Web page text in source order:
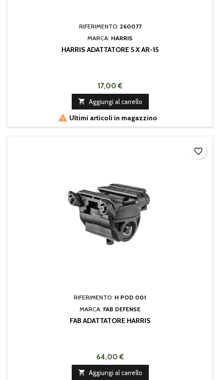
RIFERIMENTO: 260077
MARCA: HARRIS
HARRIS ADATTATORE 5 X AR-15
17,00 €
 Aggiungi al carrello
 Ultimi articoli in magazzino
RIFERIMENTO: H POD 001
MARCA: FAB DEFENSE
FAB ADATTATORE HARRIS
64,00 €
 Aggiungi al carrello
favorite_border